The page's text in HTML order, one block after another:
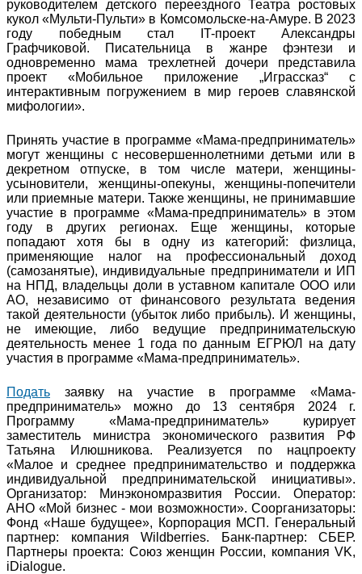
руководителем детского переездного Театра ростовых
кукол «Мульти-Пульти» в Комсомольске-на-Амуре. В 2023
году победным стал IT-проект Александры
Графчиковой. Писательница в жанре фэнтези и
одновременно мама трехлетней дочери представила
проект «Мобильное приложение „Играссказ“ с
интерактивным погружением в мир героев славянской
мифологии».
Принять участие в программе «Мама-предприниматель»
могут женщины с несовершеннолетними детьми или в
декретном отпуске, в том числе матери, женщины-
усыновители, женщины-опекуны, женщины-попечители
или приемные матери. Также женщины, не принимавшие
участие в программе «Мама-предприниматель» в этом
году в других регионах. Еще женщины, которые
попадают хотя бы в одну из категорий: физлица,
применяющие налог на профессиональный доход
(самозанятые), индивидуальные предприниматели и ИП
на НПД, владельцы доли в уставном капитале ООО или
АО, независимо от финансового результата ведения
такой деятельности (убыток либо прибыль). И женщины,
не имеющие, либо ведущие предпринимательскую
деятельность менее 1 года по данным ЕГРЮЛ на дату
участия в программе «Мама-предприниматель».
Подать заявку на участие в программе «Мама-
предприниматель» можно до 13 сентября 2024 г.
Программу «Мама-предприниматель» курирует
заместитель министра экономического развития РФ
Татьяна Илюшникова. Реализуется по нацпроекту
«Малое и среднее предпринимательство и поддержка
индивидуальной предпринимательской инициативы».
Организатор: Минэкономразвития России. Оператор:
АНО «Мой бизнес - мои возможности». Соорганизаторы:
Фонд «Наше будущее», Корпорация МСП. Генеральный
партнер: компания Wildberries. Банк-партнер: СБЕР.
Партнеры проекта: Союз женщин России, компания VK,
iDialogue.